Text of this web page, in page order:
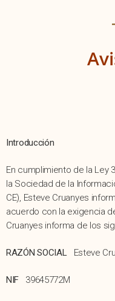
Introducción
En cumplimiento de la Ley
la Sociedad de la
CE), Esteve Cruanyes
acuerdo con la exigencia
Cruanyes informa de los
RAZÓN SOCIAL Esteve
NIF 39645772M